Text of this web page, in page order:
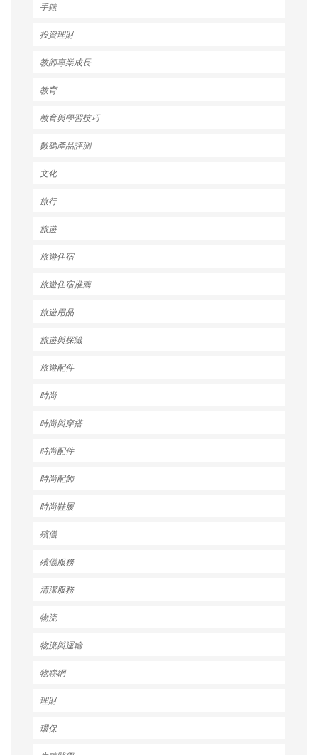
手錶
投資理財
教師專業成長
教育
教育與學習技巧
數碼產品評測
文化
旅行
旅遊
旅遊住宿
旅遊住宿推薦
旅遊用品
旅遊與探險
旅遊配件
時尚
時尚與穿搭
時尚配件
時尚配飾
時尚鞋履
殯儀
殯儀服務
清潔服務
物流
物流與運輸
物聯網
理財
環保